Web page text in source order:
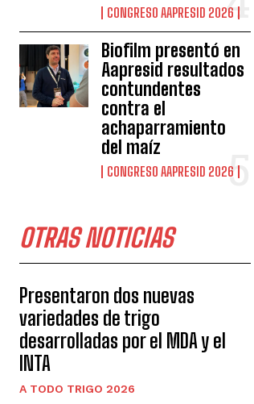
CONGRESO AAPRESID 2026
Biofilm presentó en
Aapresid resultados
contundentes
contra el
achaparramiento
del maíz
CONGRESO AAPRESID 2026
OTRAS NOTICIAS
Presentaron dos nuevas
variedades de trigo
desarrolladas por el MDA y el
INTA
A TODO TRIGO 2026